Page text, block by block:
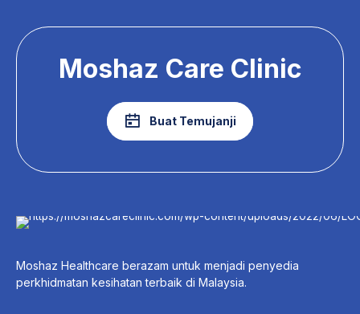
Moshaz Care Clinic
Buat Temujanji
Moshaz Healthcare berazam untuk menjadi penyedia
perkhidmatan kesihatan terbaik di Malaysia.